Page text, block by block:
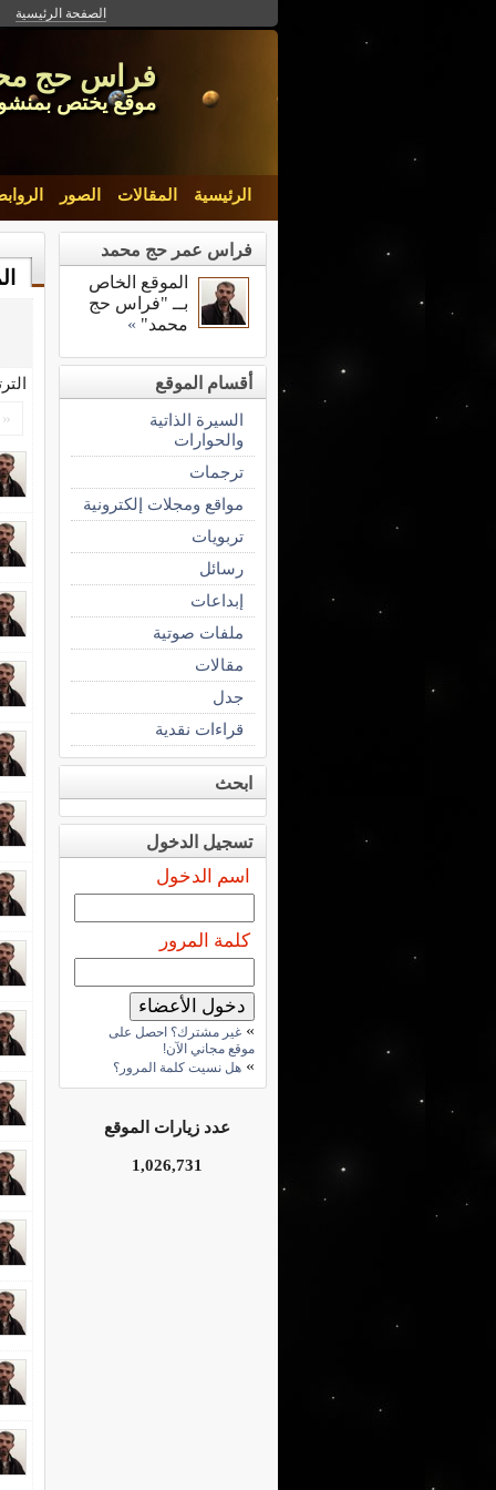
الصفحة الرئيسية
فراس حج
موقع يختص
الرئيسية المقالات الصور
«
فراس عمر حج محمد
الموقع الخاص
بــ "فراس حج
محمد" »
أقسام الموقع
السيرة الذاتية
والحوارات
ترجمات
مواقع ومجلات إلكترونية
تربويات
رسائل
إبداعات
ملفات صوتية
مقالات
جدل
قراءات نقدية
ابحث
تسجيل الدخول
اسم الدخول
كلمة المرور
» غير مشترك؟ احصل على
موقع مجاني الآن!
» هل نسيت كلمة المرور؟
عدد زيارات الموقع
1,026,731